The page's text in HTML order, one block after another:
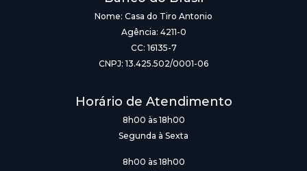
Nome: Casa do Tiro Antonio
Agência: 4211-0
CC: 16135-7
CNPJ: 13.425.502/0001-06
Horário de Atendimento
8h00 às 18h00
Segunda à Sexta
8h00 às 18h00